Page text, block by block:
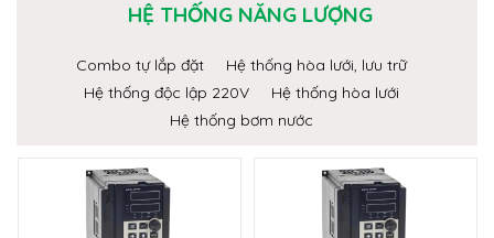
HỆ THỐNG NĂNG LƯỢNG
Combo tự lắp đặt
Hệ thống hòa lưới, lưu trữ
Hệ thống độc lập 220V
Hệ thống hòa lưới
Hệ thống bơm nước